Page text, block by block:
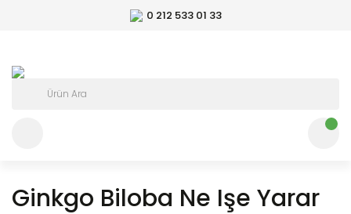
0 212 533 01 33
Ginkgo Biloba Ne Işe Yarar